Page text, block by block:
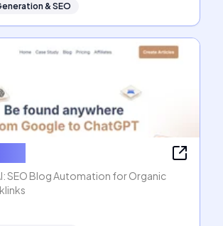
& SEO
SEO Blog Automation for Organic